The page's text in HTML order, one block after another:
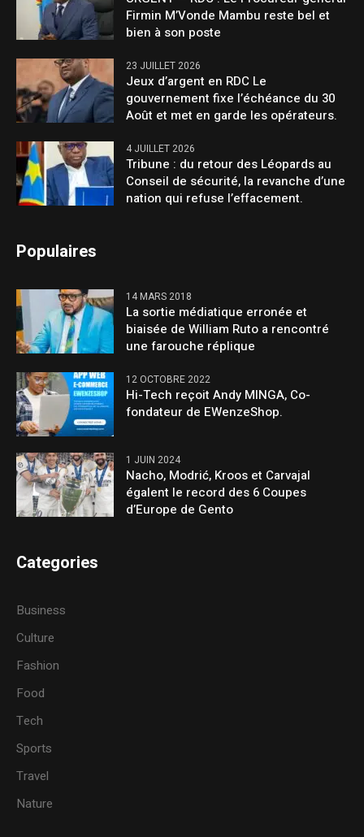
Firmin M’Vonde Mambu reste bel et
bien à son poste
23 JUILLET 2026
Jeux d’argent en RDC Le
gouvernement fixe l’échéance du 30
Août et met en garde les opérateurs.
4 JUILLET 2026
Tribune : du retour des Léopards au
Conseil de sécurité, la revanche d’une
nation qui refuse l’effacement.
Populaires
14 MARS 2018
La sortie médiatique erronée et
biaisée de William Ruto a rencontré
une farouche réplique
12 OCTOBRE 2022
Hi-Tech reçoit Andy MINGA, Co-
fondateur de EWenzeShop.
1 JUIN 2024
Nacho, Modrić, Kroos et Carvajal
égalent le record des 6 Coupes
d’Europe de Gento
Categories
Business
Culture
Fashion
Food
Tech
Sports
Travel
Nature